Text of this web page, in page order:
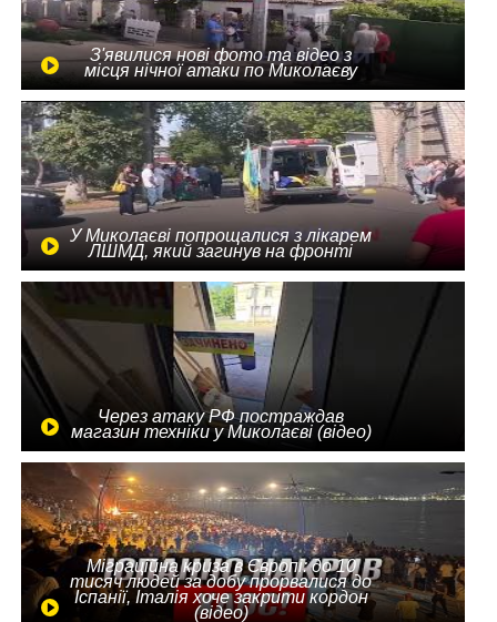
З'явилися нові фото та відео з
місця нічної атаки по Миколаєву
У Миколаєві попрощалися з лікарем
ЛШМД, який загинув на фронті
Через атаку РФ постраждав
магазин техніки у Миколаєві (відео)
Міграційна криза в Європі: до 10
тисяч людей за добу прорвалися до
Іспанії, Італія хоче закрити кордон
(відео)